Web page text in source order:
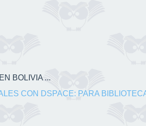
BOLIVIA ...
CON DSPACE: PARA